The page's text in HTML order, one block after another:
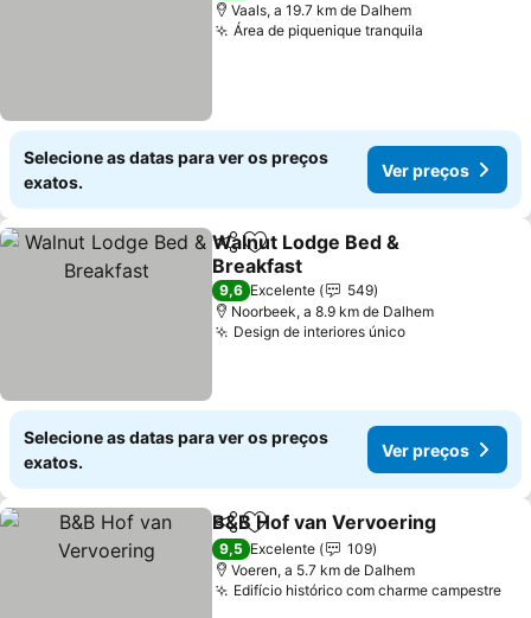
Vaals, a 19.7 km de Dalhem
Área de piquenique tranquila
Selecione as datas para ver os preços
exatos.
Ver preços
PartilharAdicionar aos favoritos
Walnut Lodge Bed &
Breakfast
Ver preços
9,6 Excelente
549
Noorbeek, a 8.9 km de Dalhem
Design de interiores únicoVer preços
Selecione as datas para ver os preços
exatos.
Ver preços
PartilharAdicionar aos favoritos
B&B Hof van Vervoering
9,5 Excelente
109
Voeren, a 5.7 km de Dalhem
Edifício histórico com charme campestre